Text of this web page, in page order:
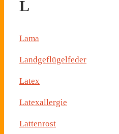
L
Lama
Landgeflügelfeder
Latex
Latexallergie
Lattenrost